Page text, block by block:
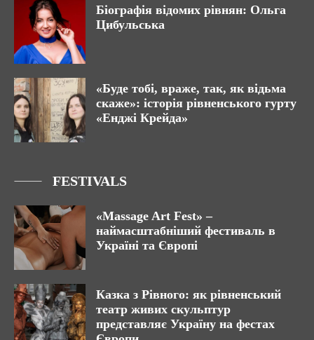
Біографія відомих рівнян: Ольга
Цибульська
«Буде тобі, враже, так, як відьма
скаже»: історія рівненського гурту
«Енджі Крейда»
FESTIVALS
«Massage Art Fest» –
наймасштабніший фестиваль в
Україні та Європі
Казка з Рівного: як рівненський
театр живих скульптур
представляє Україну на фестах